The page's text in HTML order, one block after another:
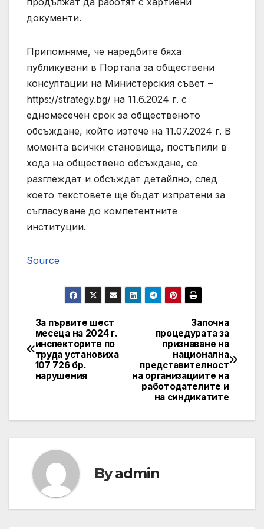
документи.
Припомняме, че наредбите бяха
публикувани в Портала за обществени
консултации на Министерския съвет –
https://strategy.bg/ на 11.6.2024 г. с
едномесечен срок за общественото
обсъждане, който изтече на 11.07.2024 г. В
момента всички становища, постъпили в
хода на обществено обсъждане, се
разглеждат и обсъждат детайлно, след
което текстовете ще бъдат изпратени за
съгласуване до компетентните
институции.
Source
Post
navigation
Започна
процедурата за
признаване на
национална
представителност
на организациите на
работодателите и
на синдикатите
За първите шест
месеца на 2024 г.
инспекторите по
труда установиха
107 726 бр.
нарушения
Byadmin